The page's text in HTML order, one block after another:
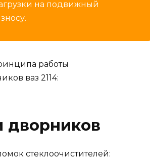
на подвижный
работы
ваз 2114:
дворников
стеклоочистителей: